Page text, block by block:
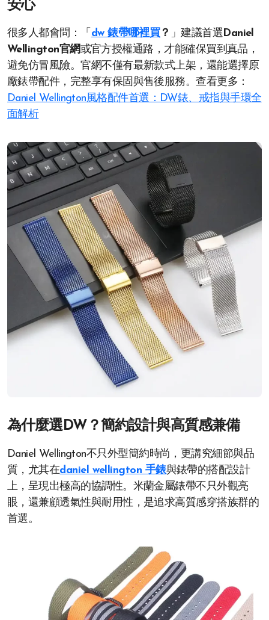
安心
很多人都會問：「 dw 錶帶哪裡買？ 」建議首選Daniel
Wellington官網或官方授權通路，才能確保買到真品，
避免仿冒風險。官網不僅有最新款式上架，還能選擇原
廠錶帶配件，完整享有保固與售後服務。查看更多：
Daniel Wellington風格配件首選：DW錶、戒指與手環全
面解析
為什麼選DW？簡約設計與高質感兼備
Daniel Wellington不只外型簡約時尚，更講究細節與品
質，尤其在daniel wellington 手錶與錶帶的搭配設計
上，呈現出極高的協調性。米蘭金屬錶帶不只外觀亮
眼，還兼顧透氣性與耐用性，是追求高質感穿搭族群的
首選。